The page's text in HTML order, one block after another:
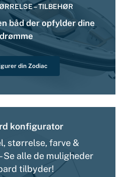
– TILBEHØR
båd der opfylder dine
drømme
din Zodiac
konfigurator
størrelse, farve &
Se alle de muligheder
tilbyder!